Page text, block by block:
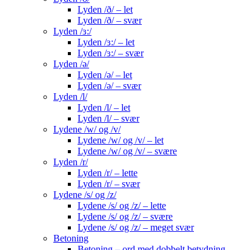
Lyden /ð/ – let
Lyden /ð/ – svær
Lyden /ɜ:/
Lyden /ɜ:/ – let
Lyden /ɜ:/ – svær
Lyden /ə/
Lyden /ə/ – let
Lyden /ə/ – svær
Lyden /l/
Lyden /l/ – let
Lyden /l/ – svær
Lydene /w/ og /v/
Lydene /w/ og /v/ – let
Lydene /w/ og /v/ – svære
Lyden /r/
Lyden /r/ – lette
Lyden /r/ – svær
Lydene /s/ og /z/
Lydene /s/ og /z/ – lette
Lydene /s/ og /z/ – svære
Lydene /s/ og /z/ – meget svær
Betoning